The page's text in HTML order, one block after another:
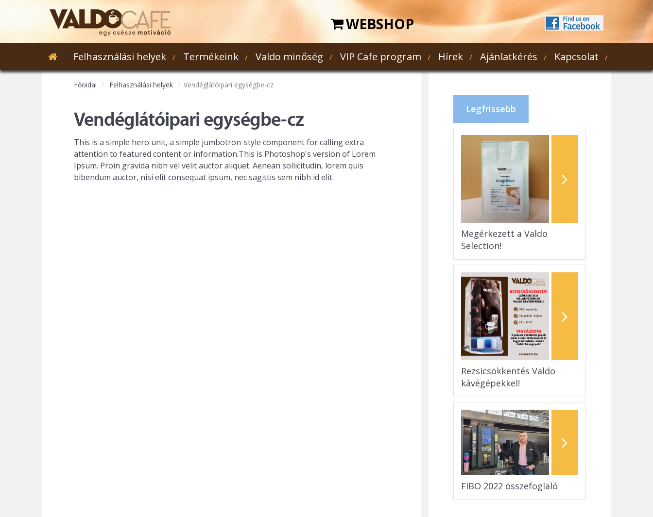
WEBSHOP
Felhasználási helyek Termékeink Valdo minőség VIP Cafe program Hírek Ajánlatkérés
Kapcsolat
Webshop
Főoldal Felhasználási helyek Vendéglátóipari egységbe-cz
Vendéglátóipari egységbe-cz
This is a simple hero unit, a simple jumbotron-style component for calling extra
attention to featured content or information.This is Photoshop's version of Lorem
Ipsum. Proin gravida nibh vel velit auctor aliquet. Aenean sollicitudin, lorem quis
bibendum auctor, nisi elit consequat ipsum, nec sagittis sem nibh id elit.
Legfrissebb
Megérkezett a Valdo
Selection!
Rezsicsökkentés Valdo
kávégépekkel!
FIBO 2022 összefoglaló